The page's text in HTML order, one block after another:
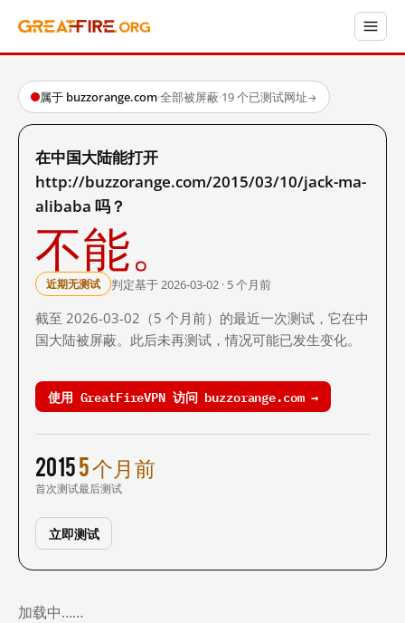
属于 buzzorange.com·全部被屏蔽·19 个已测试网址→
在中国大陆能打开
http://buzzorange.com/2015/03/10/jack-ma-
alibaba 吗？
不能。
近期无测试 判定基于 2026-03-02 · 5 个月前
截至 2026-03-02（5 个月前）的最近一次测试，它在中
国大陆被屏蔽。此后未再测试，情况可能已发生变化。
使用 GreatFireVPN 访问 buzzorange.com →
2015
首次测试
5 个月前
最后测试
立即测试
加载中……